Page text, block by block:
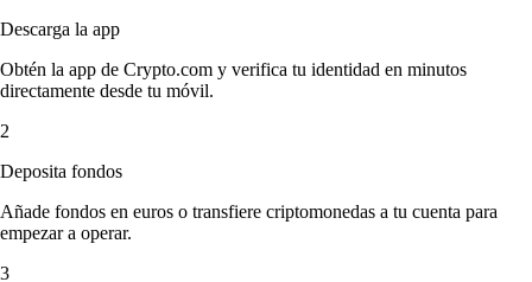
Descarga la app
Obtén la app de Crypto.com y verifica tu identidad en minutos
directamente desde tu móvil.
2
Deposita fondos
Añade fondos en euros o transfiere criptomonedas a tu cuenta para
empezar a operar.
3